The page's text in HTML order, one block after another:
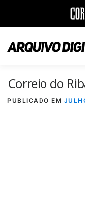
para
conteúdo
INÍCIO JORNAIS
Correio do
PUBLICADO EM